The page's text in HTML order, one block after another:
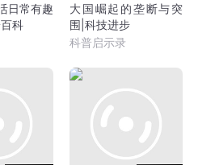
日常有趣
科
大国崛起的垄断与突
围|科技进步
科普启示录